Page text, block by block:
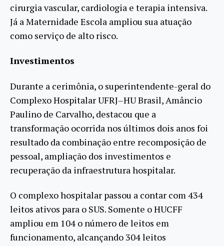
cirurgia vascular, cardiologia e terapia intensiva.
Já a Maternidade Escola ampliou sua atuação
como serviço de alto risco.
Investimentos
Durante a cerimônia, o superintendente-geral do
Complexo Hospitalar UFRJ–HU Brasil, Amâncio
Paulino de Carvalho, destacou que a
transformação ocorrida nos últimos dois anos foi
resultado da combinação entre recomposição de
pessoal, ampliação dos investimentos e
recuperação da infraestrutura hospitalar.
O complexo hospitalar passou a contar com 434
leitos ativos para o SUS. Somente o HUCFF
ampliou em 104 o número de leitos em
funcionamento, alcançando 304 leitos